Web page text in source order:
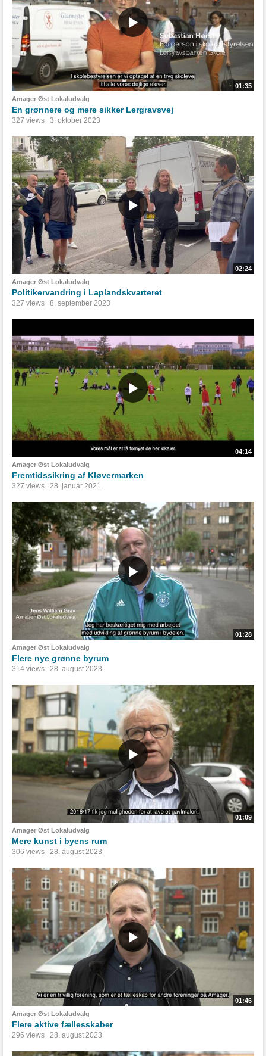
01:35
Amager Øst Lokaludvalg
En grønnere og mere sikker Lergravsvej
327 views 3. oktober 2023
02:24
Amager Øst Lokaludvalg
Politikervandring i Laplandskvarteret
327 views 8. september 2023
04:14
Amager Øst Lokaludvalg
Fremtidssikring af Kløvermarken
327 views 28. januar 2021
01:28
Amager Øst Lokaludvalg
Flere nye grønne byrum
314 views 28. august 2023
01:09
Amager Øst Lokaludvalg
Mere kunst i byens rum
306 views 28. august 2023
01:46
Amager Øst Lokaludvalg
Flere aktive fællesskaber
296 views 28. august 2023